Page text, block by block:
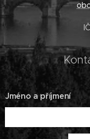
Jméno a příjmení